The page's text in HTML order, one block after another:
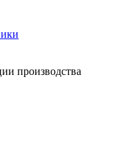
производства